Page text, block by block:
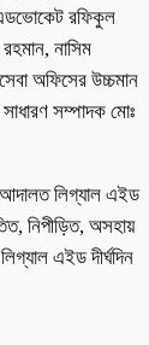
এডভোকেট রফিকুল
নাসিম
অফিসের উচ্চমান
সম্পাদক মোঃ
আদালত লিগ্যাল এইড
নিপীড়িত, অসহায়
এইড দীর্ঘদিন